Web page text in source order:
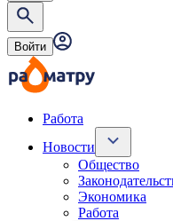
Войти
Работа
Новости
Общество
Экономика
Работа